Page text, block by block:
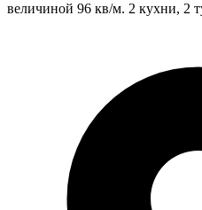
величиной 96 кв/м. 2 кухни, 2